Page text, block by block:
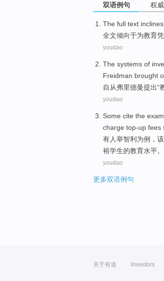
双语例句 权
The full text inclines
全文倾向于为教育
youdao
The systems of
Freidman brought
自从弗里德曼提出“
youdao
Some cite the
charge top-up fees
有人举智利 为例 ，
裕学生的教育水平。
youdao
更多双语例句
关于有道 Investors